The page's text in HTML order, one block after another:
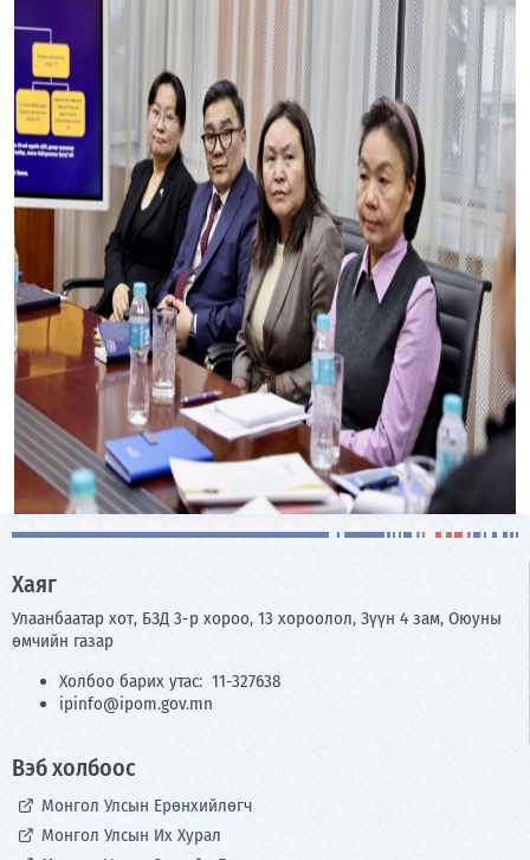
Хаяг
Улаанбаатар хот, БЗД 3-р хороо, 13 хороолол, Зүүн 4 зам, Оюуны
өмчийн газар
Холбоо барих утас: 11-327638
ipinfo@ipom.gov.mn
Вэб холбоос
Монгол Улсын Ерөнхийлөгч
Монгол Улсын Их Хурал